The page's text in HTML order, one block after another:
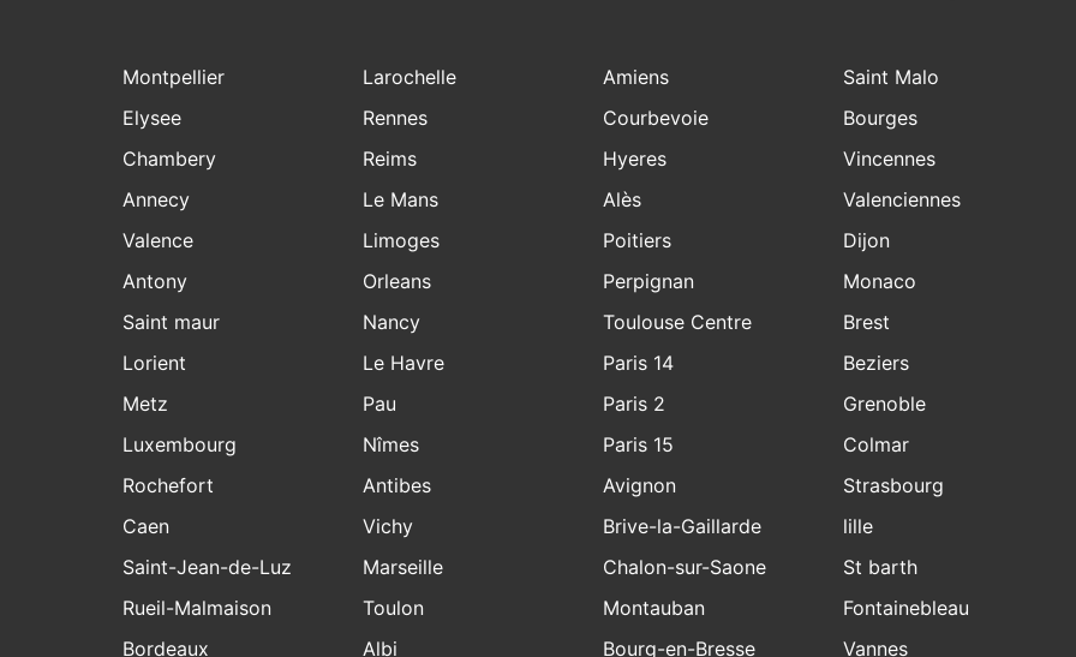
Montpellier
Elysee
Chambery
Annecy
Valence
Antony
Saint maur
Lorient
Metz
Luxembourg
Rochefort
Larochelle
Rennes
Reims
Le Mans
Limoges
Orleans
Nancy
Le Havre
Pau
Nîmes
Antibes
Amiens
Courbevoie
Hyeres
Alès
Poitiers
Perpignan
Toulouse Centre
Paris 14
Paris 2
Paris 15
Avignon
Saint Malo
Bourges
Vincennes
Valenciennes
Dijon
Monaco
Brest
Beziers
Grenoble
Colmar
Strasbourg
Caen
Saint-Jean-de-Luz
Rueil-Malmaison
Bordeaux
Vichy
Marseille
Toulon
Albi
Brive-la-Gaillarde
Chalon-sur-Saone
Montauban
Bourg-en-Bresse
lille
St barth
Fontainebleau
Vannes